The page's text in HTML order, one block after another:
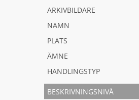
arkivbildare
namn
plats
ämne
handlingstyp
beskrivningsnivå